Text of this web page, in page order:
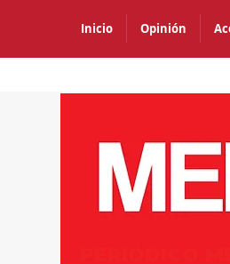
Inicio Opinión